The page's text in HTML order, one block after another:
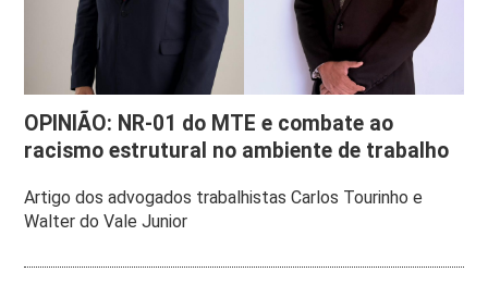
OPINIÃO: NR-01 do MTE e combate ao
racismo estrutural no ambiente de trabalho
Artigo dos advogados trabalhistas Carlos Tourinho e
Walter do Vale Junior